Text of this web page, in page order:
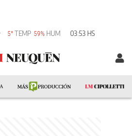
5° TEMP 59% HUM 03:53 HS